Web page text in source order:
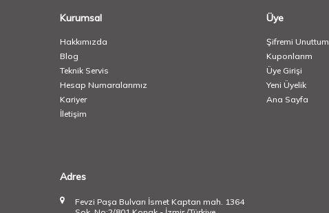
Kurumsal
Hakkımızda
Blog
Teknik Servis
Hesap Numaralarımız
Kariyer
İletişim
Üye
Şifremi Unuttum
Kuponlarım
Üye Girişi
Yeni Üyelik
Ana Sayfa
Adres
Fevzi Paşa Bulvarı İsmet Kaptan mah. 1364